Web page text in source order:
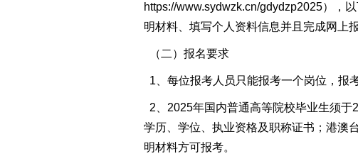
https://www.sydwzk.cn/gdydzp2025），
明材料、填写个人资料信息并且完成网上
（二）报名要求
1、每位报考人员只能报考一个岗位，报
2、2025年国内普通高等院校毕业生须
学历、学位、执业资格及职称证书；港澳
明材料方可报考。